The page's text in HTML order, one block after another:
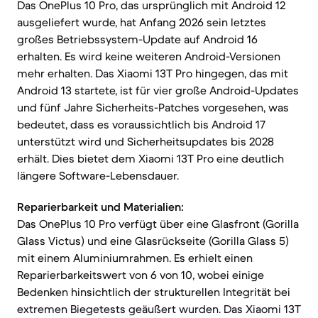
Das OnePlus 10 Pro, das ursprünglich mit Android 12
ausgeliefert wurde, hat Anfang 2026 sein letztes
großes Betriebssystem-Update auf Android 16
erhalten. Es wird keine weiteren Android-Versionen
mehr erhalten. Das Xiaomi 13T Pro hingegen, das mit
Android 13 startete, ist für vier große Android-Updates
und fünf Jahre Sicherheits-Patches vorgesehen, was
bedeutet, dass es voraussichtlich bis Android 17
unterstützt wird und Sicherheitsupdates bis 2028
erhält. Dies bietet dem Xiaomi 13T Pro eine deutlich
längere Software-Lebensdauer.
Reparierbarkeit und Materialien:
Das OnePlus 10 Pro verfügt über eine Glasfront (Gorilla
Glass Victus) und eine Glasrückseite (Gorilla Glass 5)
mit einem Aluminiumrahmen. Es erhielt einen
Reparierbarkeitswert von 6 von 10, wobei einige
Bedenken hinsichtlich der strukturellen Integrität bei
extremen Biegetests geäußert wurden. Das Xiaomi 13T